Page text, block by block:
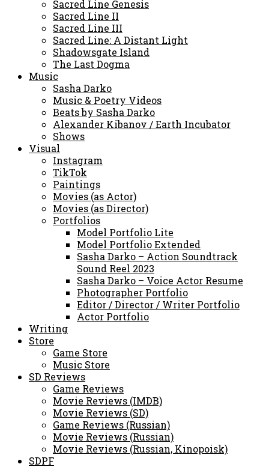
Sacred Line Genesis
Sacred Line II
Sacred Line III
Sacred Line: A Distant Light
Shadowsgate Island
The Last Dogma
Music
Sasha Darko
Music & Poetry Videos
Beats by Sasha Darko
Alexander Kibanov / Earth Incubator
Shows
Visual
Instagram
TikTok
Paintings
Movies (as Actor)
Movies (as Director)
Portfolios
Model Portfolio Lite
Model Portfolio Extended
Sasha Darko – Action Soundtrack
Sound Reel 2023
Sasha Darko – Voice Actor Resume
Photographer Portfolio
Editor / Director / Writer Portfolio
Actor Portfolio
Writing
Store
Game Store
Music Store
SD Reviews
Game Reviews
Movie Reviews (IMDB)
Movie Reviews (SD)
Game Reviews (Russian)
Movie Reviews (Russian)
Movie Reviews (Russian, Kinopoisk)
SDPF